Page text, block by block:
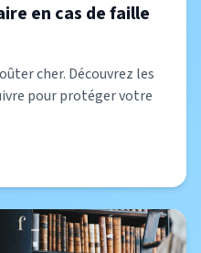
en cas de faille
cher. Découvrez les
pour protéger votre